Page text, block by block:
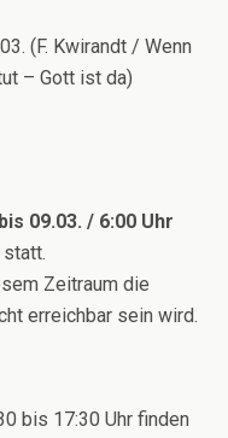
(F. Kwirandt / Wenn
– Gott ist da)
09.03. / 6:00 Uhr
Zeitraum die
erreichbar sein wird.
bis 17:30 Uhr finden